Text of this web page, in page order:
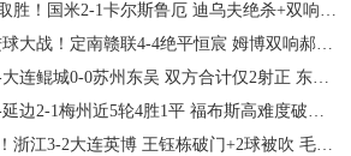
国米2-1卡尔斯鲁厄 迪乌夫绝杀+双响+世界波破门
！定南赣联4-4绝平恒宸 姆博双响郝昱丞超级世界波
鲲城0-0苏州东吴 双方合计仅2射正 东吴摆脱垫底
梅州近5轮4胜1平 福布斯高难度破门杨超声头球吊射
2大连英博 王钰栋破门+2球被吹 毛伟杰世界波难救主